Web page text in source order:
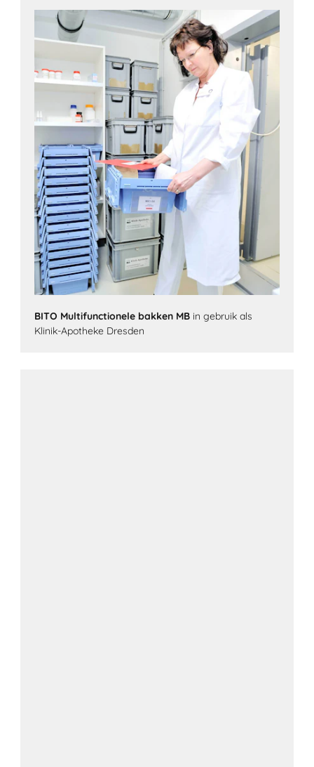
BITO Multifunctionele bakken MB in gebruik als
Klinik-Apotheke Dresden